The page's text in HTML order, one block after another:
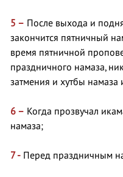
5 – После выхода и
закончится пятничный
время пятничной
праздничного намаза,
затмения и хутбы
6 – Когда прозвучал
намаза;
7 - Перед праздничным